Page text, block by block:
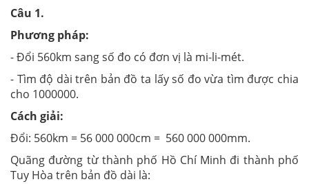
Câu 1.
Phương pháp:
- Đổi 560km sang số đo có đơn vị là mi-li-mét.
- Tìm độ dài trên bản đồ ta lấy số đo vừa tìm được chia
cho 1000000.
Cách giải:
Đổi: 560km = 56 000 000cm = 560 000 000mm.
Quãng đường từ thành phố Hồ Chí Minh đi thành phố
Tuy Hòa trên bản đồ dài là: